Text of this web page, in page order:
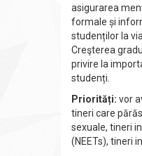
asigurarea
formale și
studenților la
Creşterea
privire la
studenți.
Priorități: vor
tineri care
sexuale, tineri
(NEETs), tineri